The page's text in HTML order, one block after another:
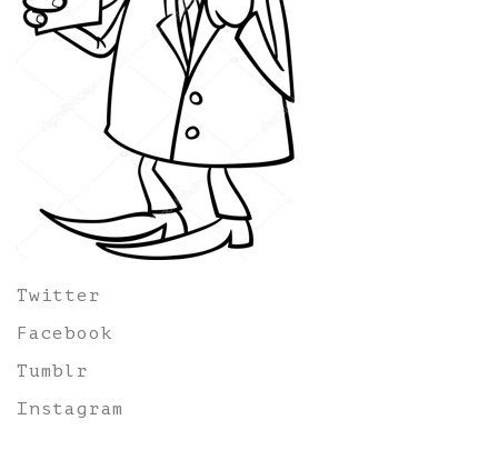
Twitter
Facebook
Tumblr
Instagram